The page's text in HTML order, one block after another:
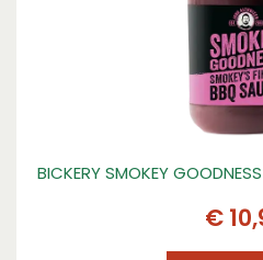
BICKERY SMOKEY
€ 10,